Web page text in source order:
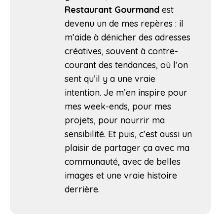
Restaurant Gourmand est
devenu un de mes repères : il
m’aide à dénicher des adresses
créatives, souvent à contre-
courant des tendances, où l’on
sent qu’il y a une vraie
intention. Je m’en inspire pour
mes week-ends, pour mes
projets, pour nourrir ma
sensibilité. Et puis, c’est aussi un
plaisir de partager ça avec ma
communauté, avec de belles
images et une vraie histoire
derrière.